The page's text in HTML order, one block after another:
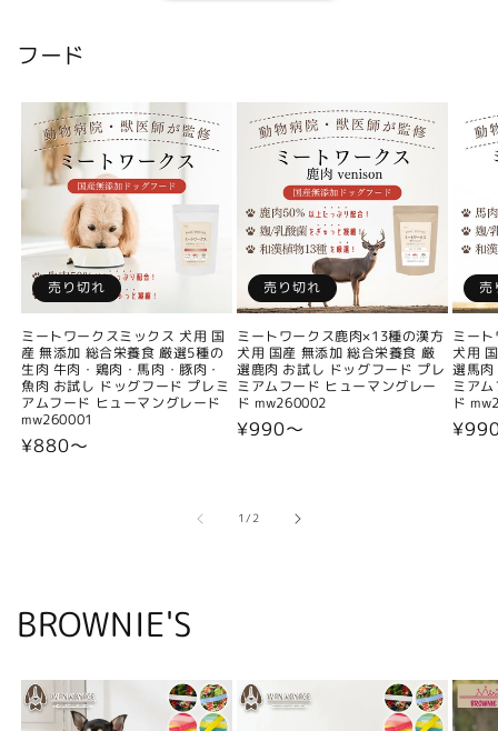
フード
売り切れ
ミートワークスミックス 犬用 国
産 無添加 総合栄養食 厳選5種の
生肉 牛肉・鶏肉・馬肉・豚肉・
魚肉 お試し ドッグフード プレミ
アムフード ヒューマングレード
mw260001
通
¥880〜
売り切れ
ミートワークス鹿肉×13種の漢方
犬用 国産 無添加 総合栄養食 厳
選鹿肉 お試し ドッグフード プレ
ミアムフード ヒューマングレー
ド mw260002
通
¥990〜
売
ミー
犬用
選馬
ミア
ド
通
1/の
2
BROWNIE'S